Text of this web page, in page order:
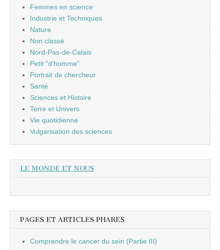
Femmes en science
Industrie et Techniques
Nature
Non classé
Nord-Pas-de-Calais
Petit "d'homme"
Portrait de chercheur
Santé
Sciences et Histoire
Terre et Univers
Vie quotidienne
Vulgarisation des sciences
LE MONDE ET NOUS
PAGES ET ARTICLES PHARES
Comprendre le cancer du sein (Partie III)